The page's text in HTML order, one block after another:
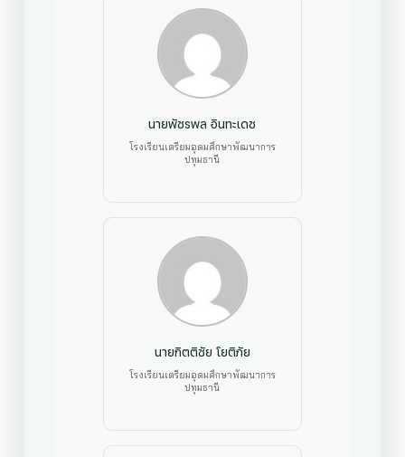
นายพัชรพล อินทะเดช
โรงเรียนเตรียมอุดมศึกษาพัฒนาการ
ปทุมธานี
นายกิตติชัย โยติภัย
โรงเรียนเตรียมอุดมศึกษาพัฒนาการ
ปทุมธานี